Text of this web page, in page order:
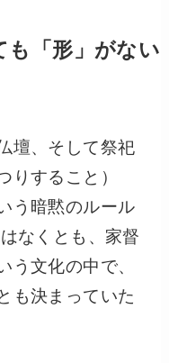
「形」がない
壇、そして祭祀
りすること）
う暗黙のルール
なくとも、家督
う文化の中で、
も決まっていた